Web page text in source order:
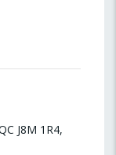
J8M 1R4,